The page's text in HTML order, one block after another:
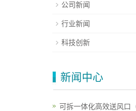
公司新闻
行业新闻
科技创新
新闻中心
可拆一体化高效送风口